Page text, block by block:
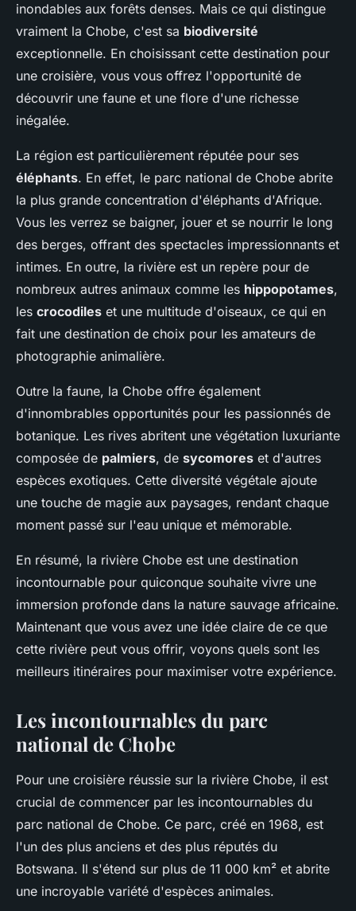
inondables aux forêts denses. Mais ce qui distingue
vraiment la Chobe, c'est sa biodiversité
exceptionnelle. En choisissant cette destination pour
une croisière, vous vous offrez l'opportunité de
découvrir une faune et une flore d'une richesse
inégalée.
La région est particulièrement réputée pour ses
éléphants. En effet, le parc national de Chobe abrite
la plus grande concentration d'éléphants d'Afrique.
Vous les verrez se baigner, jouer et se nourrir le long
des berges, offrant des spectacles impressionnants et
intimes. En outre, la rivière est un repère pour de
nombreux autres animaux comme les hippopotames,
les crocodiles et une multitude d'oiseaux, ce qui en
fait une destination de choix pour les amateurs de
photographie animalière.
Outre la faune, la Chobe offre également
d'innombrables opportunités pour les passionnés de
botanique. Les rives abritent une végétation luxuriante
composée de palmiers, de sycomores et d'autres
espèces exotiques. Cette diversité végétale ajoute
une touche de magie aux paysages, rendant chaque
moment passé sur l'eau unique et mémorable.
En résumé, la rivière Chobe est une destination
incontournable pour quiconque souhaite vivre une
immersion profonde dans la nature sauvage africaine.
Maintenant que vous avez une idée claire de ce que
cette rivière peut vous offrir, voyons quels sont les
meilleurs itinéraires pour maximiser votre expérience.
Les incontournables du parc
national de Chobe
Pour une croisière réussie sur la rivière Chobe, il est
crucial de commencer par les incontournables du
parc national de Chobe. Ce parc, créé en 1968, est
l'un des plus anciens et des plus réputés du
Botswana. Il s'étend sur plus de 11 000 km² et abrite
une incroyable variété d'espèces animales.